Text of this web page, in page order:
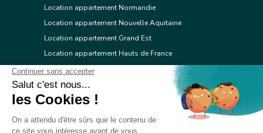
Location appartement Normandie
Location appartement Nouvelle Aquitaine
Location appartement Grand Est
Location appartement Hauts de France
Location appartement Ile de France
Location appartement Centre Val de Loire
Location appartement Occitanie
Location appartement Provence Alpes Côte d'Azur